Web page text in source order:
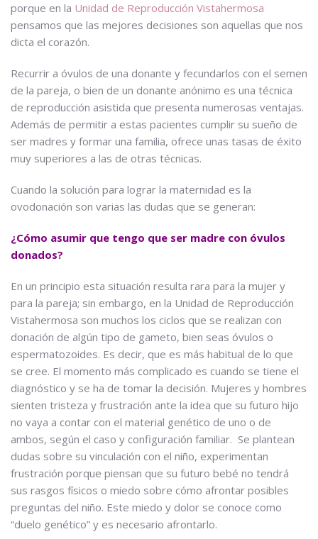
porque en la Unidad de Reproducción Vistahermosa
pensamos que las mejores decisiones son aquellas que nos
dicta el corazón.
Recurrir a óvulos de una donante y fecundarlos con el semen
de la pareja, o bien de un donante anónimo es una técnica
de reproducción asistida que presenta numerosas ventajas.
Además de permitir a estas pacientes cumplir su sueño de
ser madres y formar una familia, ofrece unas tasas de éxito
muy superiores a las de otras técnicas.
Cuando la solución para lograr la maternidad es la
ovodonación son varias las dudas que se generan:
¿Cómo asumir que tengo que ser madre con óvulos
donados?
En un principio esta situación resulta rara para la mujer y
para la pareja; sin embargo, en la Unidad de Reproducción
Vistahermosa son muchos los ciclos que se realizan con
donación de algún tipo de gameto, bien seas óvulos o
espermatozoides. Es decir, que es más habitual de lo que
se cree. El momento más complicado es cuando se tiene el
diagnóstico y se ha de tomar la decisión. Mujeres y hombres
sienten tristeza y frustración ante la idea que su futuro hijo
no vaya a contar con el material genético de uno o de
ambos, según el caso y configuración familiar. Se plantean
dudas sobre su vinculación con el niño, experimentan
frustración porque piensan que su futuro bebé no tendrá
sus rasgos físicos o miedo sobre cómo afrontar posibles
preguntas del niño. Este miedo y dolor se conoce como
“duelo genético” y es necesario afrontarlo.